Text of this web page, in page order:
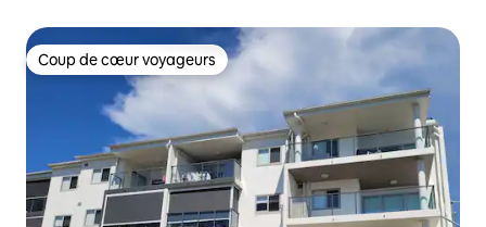
Coup de cœur voyageurs
Coup de cœur voyageurs